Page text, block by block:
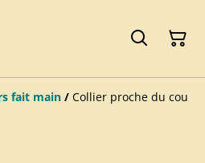
fait main / Collier proche du cou